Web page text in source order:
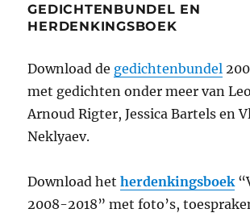
GEDICHTENBUNDEL EN
HERDENKINGSBOEK
Download de gedichtenbundel
met gedichten onder meer van
Arnoud Rigter, Jessica Bartels en
Neklyaev.
Download hetherdenkingsboek
2008-2018” met foto’s,